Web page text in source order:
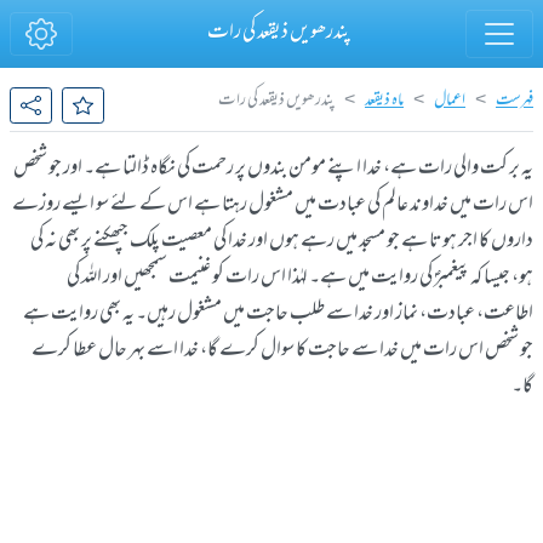
پندرھویں ذیقعد کی رات
فہرست اعمال ماہ ذیقعد پندرھویں ذیقعد کی رات
یہ بر کت والی رات ہے، خدا اپنے مومن بندوں پر رحمت کی نگاہ ڈالتا ہے۔ اور جو شخص
اس رات میں خداوند عالم کی عبادت میں مشغول رہتا ہے اس کے لئے سو ایسے روزے
داروں کا اجر ہوتا ہے جو مسجد میں رہے ہوں اور خدا کی معصیت پلک جپھکنے پر بھی نہ کی
ہو، جیسا کہ پیغمبرؐ کی روایت میں ہے۔ لہٰذا اس رات کو غنیمت سمجھیں اور اللہ کی
اطاعت، عبادت، نماز اور خدا سے طلب حاجت میں مشغول رہیں۔ یہ بھی روایت ہے
جو شخص اس رات میں خدا سے حاجت کا سوال کرے گا، خدا اسے بہر حال عطا کرے
گا۔